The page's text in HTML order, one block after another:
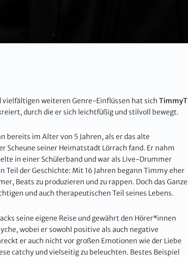
vielfältigen weiteren Genre-Einflüssen hat sich TimmyT
durch die er sich leichtfüßig und stilvoll bewegt.
bereits im Alter von 5 Jahren, als er das alte
Scheune seiner Heimatstadt Lörrach fand. Er nahm
in einer Schülerband und war als Live-Drummer
Teil der Geschichte: Mit 16 Jahren begann Timmy eher
Beats zu produzieren und zu rappen. Doch das Ganze
und auch therapeutischen Teil seines Lebens.
seine eigene Reise und gewährt den Hörer*innen
wobei er sowohl positive als auch negative
er auch nicht vor großen Emotionen wie der Liebe
catchy und vielseitig zu beleuchten. Bestes Beispiel